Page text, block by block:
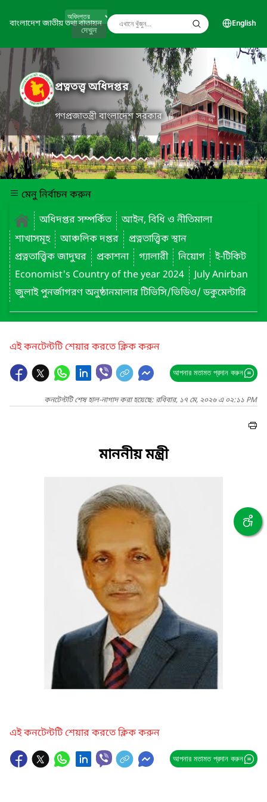
বাংলাদেশ জাতীয় তথ্য বাতায়ন
দেখুন
English
প্রত্নতত্ত্ব অধিদপ্তর
গণপ্রজাতন্ত্রী বাংলাদেশ সরকার
মেনু নির্বাচন করুন
অধিদপ্তর সম্পর্কিত
আইন, বিধি ও নীতিমালা
শাখাসমূহ
আঞ্চলিক দপ্তর
প্রত্নতাত্ত্বিক স্থান
প্রত্নতাত্ত্বিক জাদুঘর
প্রকাশনা গ্যালারী নিয়োগ
ই-টিকিট
Economist's Country of the year 2024
July Anirban
জুলাই পুনর্জাগরণ অনুষ্ঠানমালার টিভিসি/ভিডিও/ ডকুমেন্টারি
এই কনটেন্টটি শেয়ার করতে ক্লিক করুন
আপনার মতামত প্রদান করুন
কনটেন্টটি শেষ হাল-নাগাদ করা হয়েছে: রবিবার, ১৭ মে, ২০২৬ এ ০২:১১ PM
মাননীয় মন্ত্রী
এই কনটেন্টটি শেয়ার করতে ক্লিক করুন
আপনার মতামত প্রদান করুন